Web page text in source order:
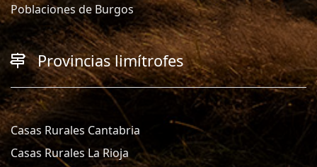
Poblaciones de Burgos
Provincias limítrofes
Casas Rurales Cantabria
Casas Rurales La Rioja